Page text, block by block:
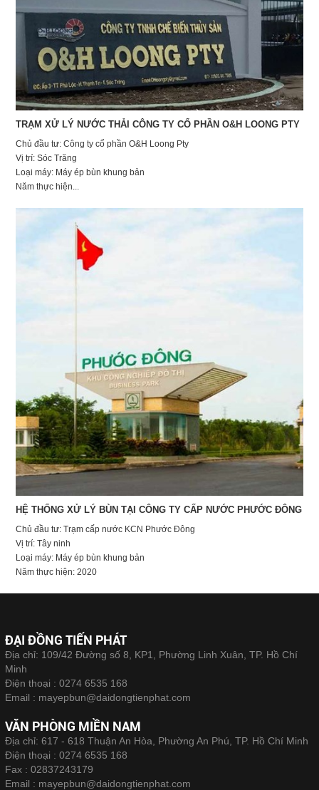
TRẠM XỬ LÝ NƯỚC THẢI CÔNG TY CỔ PHẦN O&H LOONG PTY
Chủ đầu tư: Công ty cổ phần O&H Loong Pty
Vị trí: Sóc Trăng
Loại máy: Máy ép bùn khung bản
Năm thực hiện...
HỆ THỐNG XỬ LÝ BÙN TẠI CÔNG TY CẤP NƯỚC PHƯỚC ĐÔNG
Chủ đầu tư: Trạm cấp nước KCN Phước Đông
Vị trí: Tây ninh
Loại máy: Máy ép bùn khung bản
Năm thực hiện: 2020
ĐẠI ĐỒNG TIẾN PHÁT
Địa chỉ: 109/42 Đường số 8, KP1, Phường Linh Xuân, TP. Hồ Chí
Minh
Điện thoại : 0274 6535 168
Email : mayepbun@daidongtienphat.com
VĂN PHÒNG MIỀN NAM
Địa chỉ: 617 - 618 Thuận An Hòa, Phường An Phú, TP. Hồ Chí Minh
Điện thoại : 0274 6535 168
Fax : 02837243179
Email : mayepbun@daidongtienphat.com